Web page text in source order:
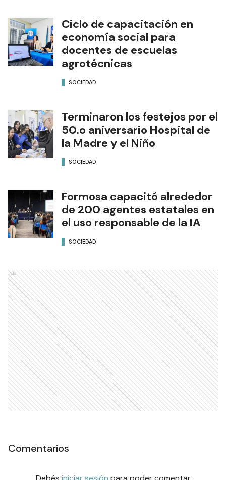
Ciclo de capacitación en
economía social para
docentes de escuelas
agrotécnicas
SOCIEDAD
Terminaron los festejos por el
50.o aniversario Hospital de
la Madre y el Niño
SOCIEDAD
Formosa capacitó alrededor
de 200 agentes estatales en
el uso responsable de la IA
SOCIEDAD
Ads
Comentarios